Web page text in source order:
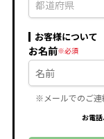
2.4 240s AT
2.4 240s 4WD
2.4 240u AT
2.4 240u 4WD
2.4 240u Gセ
2.4 240u G
お客様について
お名前
※メールでのご連
お電